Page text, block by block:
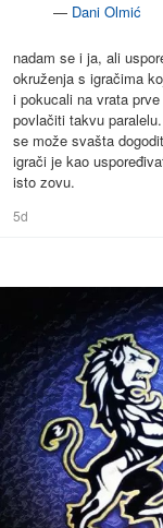
— Dani Olmić
nadam se i ja, ali
okruženja s igračima
i pokucali na vrata
povlačiti takvu
se može svašta
igrači je kao
isto zovu.
5d